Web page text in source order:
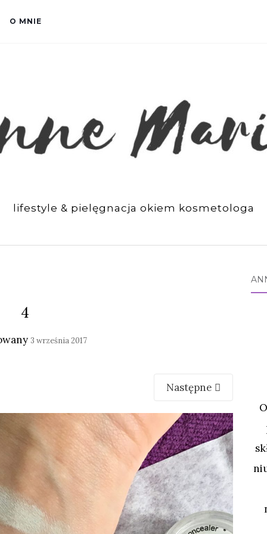
O MNIE
lifestyle & pielęgnacja okiem kosmetologa
4
3 września 2017
Następne